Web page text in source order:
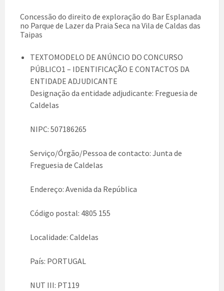
Concessão do direito de exploração do Bar Esplanada
no Parque de Lazer da Praia Seca na Vila de Caldas das
Taipas
TEXTOMODELO DE ANÚNCIO DO CONCURSO
PÚBLICO1 – IDENTIFICAÇÃO E CONTACTOS DA
ENTIDADE ADJUDICANTE
Designação da entidade adjudicante: Freguesia de
Caldelas
NIPC: 507186265
Serviço/Órgão/Pessoa de contacto: Junta de
Freguesia de Caldelas
Endereço: Avenida da República
Código postal: 4805 155
Localidade: Caldelas
País: PORTUGAL
NUT III: PT119